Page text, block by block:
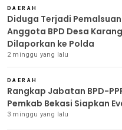
DAERAH
Diduga Terjadi
Anggota BPD Desa
Dilaporkan ke Polda
2 minggu yang lalu
DAERAH
Rangkap Jabatan BPD-
Pemkab Bekasi Siapkan
3 minggu yang lalu